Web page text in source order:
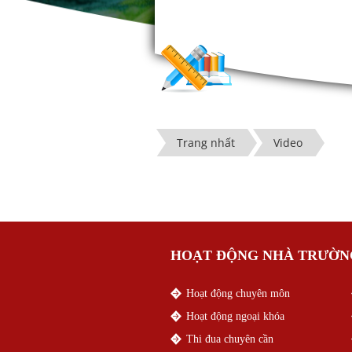
Trang nhất Video
HOẠT ĐỘNG NHÀ
Hoạt động chuyên môn
Hoạt động ngoại khóa
Thi đua chuyên cần